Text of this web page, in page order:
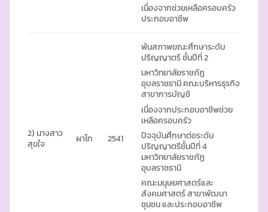
เนื่องจากช่วยเหลือครอบครัว
ประกอบอาชีพ
2) นางสาว
สุขใจ
ผาโท 2541
พ้นสภาพขณะศึกษาระดับ
ปริญญาตรี ชั้นปีที่ 2
มหาวิทยาลัยราชภัฏ
อุบลราชธานี คณะบริหารธุรกิจ
สาขาการบัญชี
เนื่องจากประกอบอาชีพช่วย
เหลือครอบครัว
ปัจจุบันศึกษาต่อระดับ
ปริญญาตรีชั้นปีที่ 4
มหาวิทยาลัยราชภัฏ
อุบลราชธานี
คณะมนุษยศาสตร์และ
สังคมศาสตร์ สาขาพัฒนา
ชุมชน และประกอบอาชีพ